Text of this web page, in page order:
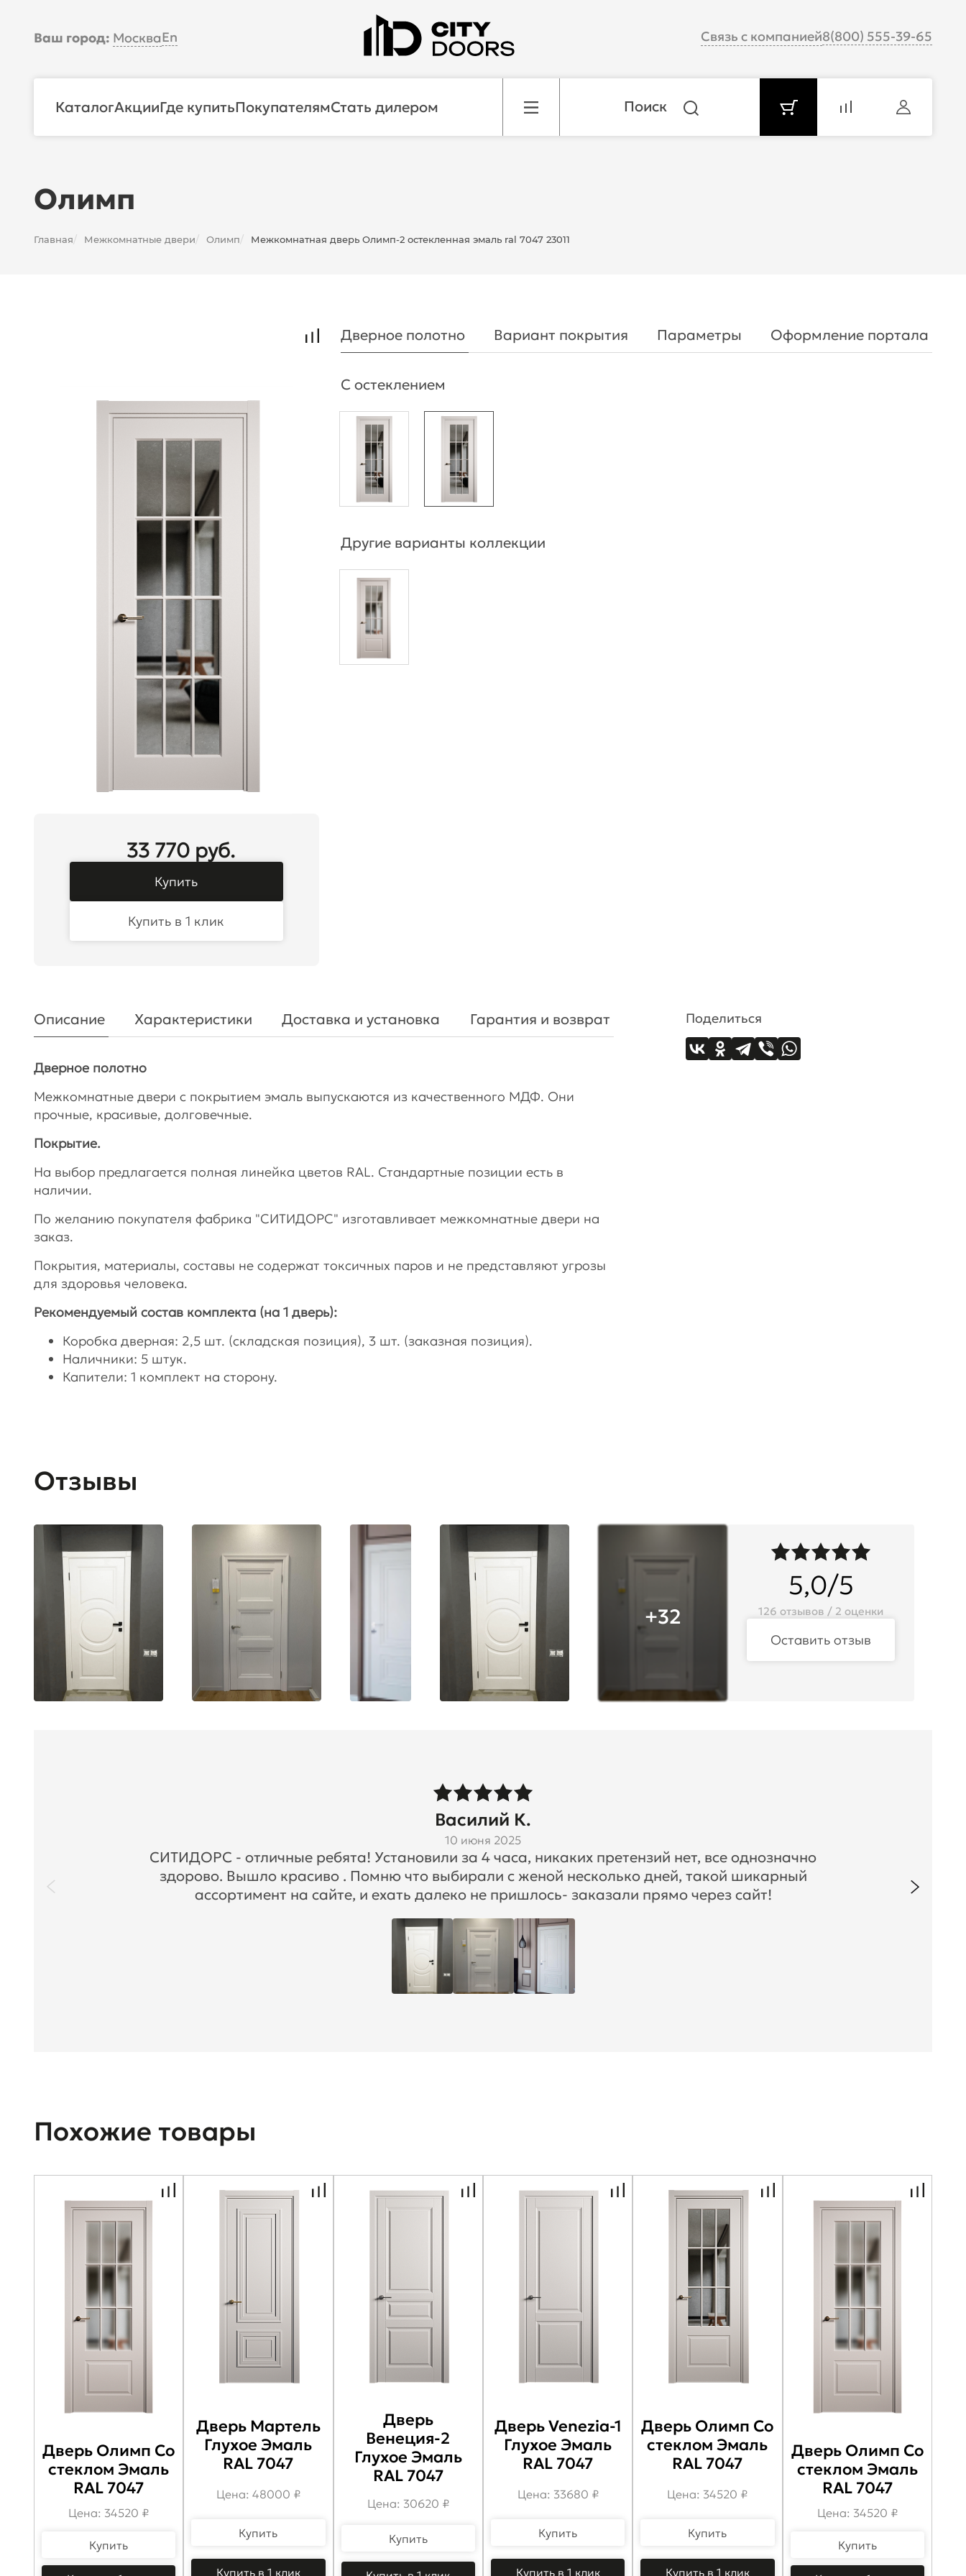
Ваш город: МоскваEn Связь с компанией8(800) 555-39-65
КаталогАкцииГде купитьПокупателямСтать дилером
Олимп
Главная/ Межкомнатные двери/ Олимп/ Межкомнатная дверь Олимп-2 остекленная эмаль ral 7047 23011
33 770 руб.
Купить
Купить в 1 клик
Дверное полотно Вариант покрытия Параметры Оформление портала
С остеклением
Другие варианты коллекции
Описание Характеристики Доставка и установка Гарантия и возврат
Дверное полотно
Межкомнатные двери с покрытием эмаль выпускаются из качественного МДФ. Они
прочные, красивые, долговечные.
Покрытие.
На выбор предлагается полная линейка цветов RAL. Стандартные позиции есть в
наличии.
По желанию покупателя фабрика "СИТИДОРС" изготавливает межкомнатные двери на
заказ.
Покрытия, материалы, составы не содержат токсичных паров и не представляют угрозы
для здоровья человека.
Рекомендуемый состав комплекта (на 1 дверь):
Коробка дверная: 2,5 шт. (складская позиция), 3 шт. (заказная позиция).
Наличники: 5 штук.
Капители: 1 комплект на сторону.
Поделиться
Отзывы
+32
5,0/5
126 отзывов / 2 оценки
Оставить отзыв
Василий К.
10 июня 2025
СИТИДОРС - отличные ребята! Установили за 4 часа, никаких претензий нет, все однозначно
здорово. Вышло красиво . Помню что выбирали с женой несколько дней, такой шикарный
ассортимент на сайте, и ехать далеко не пришлось- заказали прямо через сайт!
Похожие товары
Дверь Олимп Со
стеклом Эмаль
RAL 7047
Цена: 34520 ₽
Купить
Дверь Мартель
Глухое Эмаль
RAL 7047
Цена: 48000 ₽
Купить
Купить в 1 клик
Дверь
Венеция-2
Глухое Эмаль
RAL 7047
Цена: 30620 ₽
Купить
Дверь Venezia-1
Глухое Эмаль
RAL 7047
Цена: 33680 ₽
Купить
Купить в 1 клик
Дверь Олимп Со
стеклом Эмаль
RAL 7047
Цена: 34520 ₽
Купить
Купить в 1 клик
Дверь Олимп Со
стеклом Эмаль
RAL 7047
Цена: 34520 ₽
Купить